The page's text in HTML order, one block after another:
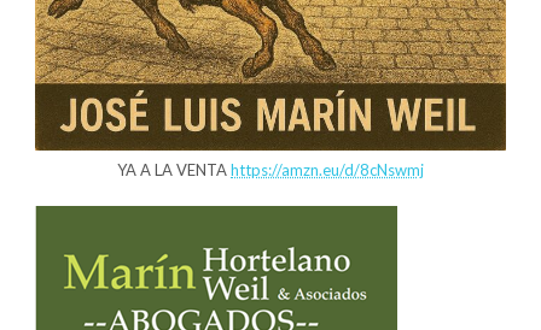
YA A LA VENTAhttps://amzn.eu/d/8cNswmj